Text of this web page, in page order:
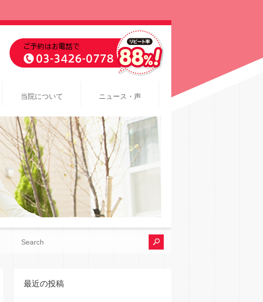
当院について ニュース・声
最近の投稿